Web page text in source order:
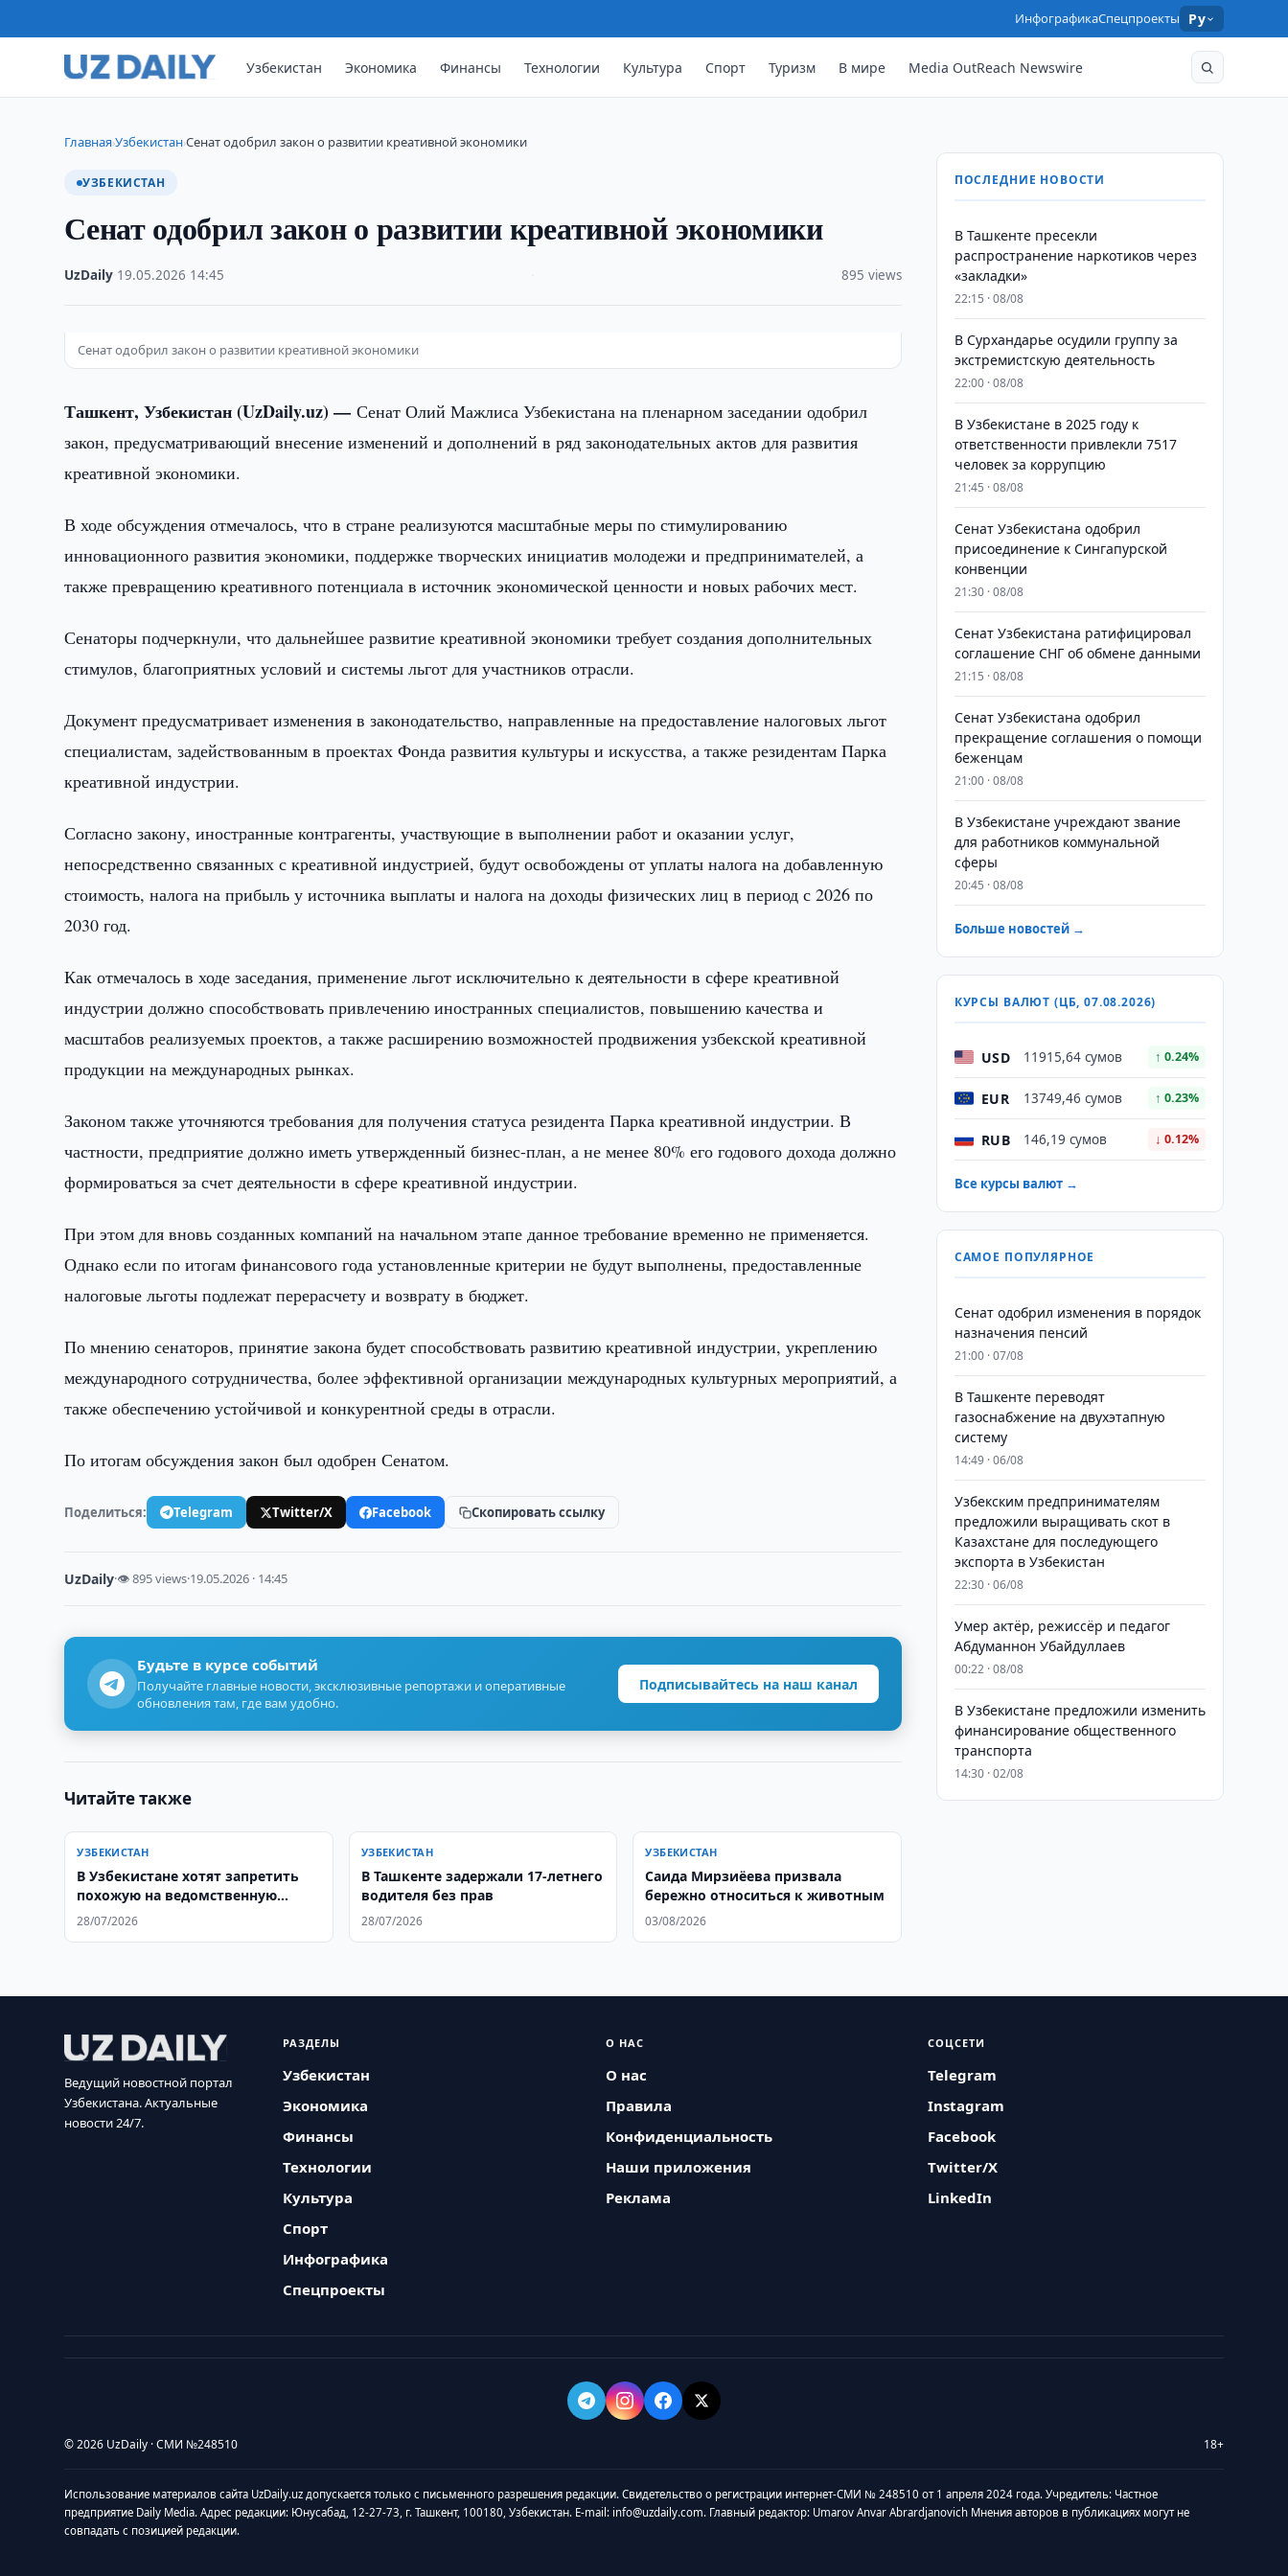
ИнфографикаСпецпроекты Ру
Узбекистан Экономика Финансы Технологии Культура Спорт Туризм В мире Media OutReach Newswire
Главная›Узбекистан›Сенат одобрил закон о развитии креативной экономики
УЗБЕКИСТАН
Сенат одобрил закон о развитии креативной экономики
UzDaily 19.05.2026 14:45 895 views
Сенат одобрил закон о развитии креативной экономики
Ташкент, Узбекистан (UzDaily.uz) —Сенат Олий Мажлиса Узбекистана на пленарном заседании одобрил
закон, предусматривающий внесение изменений и дополнений в ряд законодательных актов для развития
креативной экономики.
В ходе обсуждения отмечалось, что в стране реализуются масштабные меры по стимулированию
инновационного развития экономики, поддержке творческих инициатив молодежи и предпринимателей, а
также превращению креативного потенциала в источник экономической ценности и новых рабочих мест.
Сенаторы подчеркнули, что дальнейшее развитие креативной экономики требует создания дополнительных
стимулов, благоприятных условий и системы льгот для участников отрасли.
Документ предусматривает изменения в законодательство, направленные на предоставление налоговых льгот
специалистам, задействованным в проектах Фонда развития культуры и искусства, а также резидентам Парка
креативной индустрии.
Согласно закону, иностранные контрагенты, участвующие в выполнении работ и оказании услуг,
непосредственно связанных с креативной индустрией, будут освобождены от уплаты налога на добавленную
стоимость, налога на прибыль у источника выплаты и налога на доходы физических лиц в период с 2026 по
2030 год.
Как отмечалось в ходе заседания, применение льгот исключительно к деятельности в сфере креативной
индустрии должно способствовать привлечению иностранных специалистов, повышению качества и
масштабов реализуемых проектов, а также расширению возможностей продвижения узбекской креативной
продукции на международных рынках.
Законом также уточняются требования для получения статуса резидента Парка креативной индустрии. В
частности, предприятие должно иметь утвержденный бизнес-план, а не менее 80% его годового дохода должно
формироваться за счет деятельности в сфере креативной индустрии.
При этом для вновь созданных компаний на начальном этапе данное требование временно не применяется.
Однако если по итогам финансового года установленные критерии не будут выполнены, предоставленные
налоговые льготы подлежат перерасчету и возврату в бюджет.
По мнению сенаторов, принятие закона будет способствовать развитию креативной индустрии, укреплению
международного сотрудничества, более эффективной организации международных культурных мероприятий, а
также обеспечению устойчивой и конкурентной среды в отрасли.
По итогам обсуждения закон был одобрен Сенатом.
Поделиться: Telegram Twitter/X Facebook Скопировать ссылку
UzDaily·👁 895 views·19.05.2026 · 14:45
Будьте в курсе событий
Получайте главные новости, эксклюзивные репортажи и оперативные
обновления там, где вам удобно.
Подписывайтесь на наш канал
Читайте также
УЗБЕКИСТАН
В Узбекистане хотят запретить
похожую на ведомственную
форму одежду
28/07/2026
УЗБЕКИСТАН
В Ташкенте задержали 17-летнего
водителя без прав
28/07/2026
УЗБЕКИСТАН
Саида Мирзиёева призвала
бережно относиться к животным
03/08/2026
ПОСЛЕДНИЕ НОВОСТИ
В Ташкенте пресекли
распространение наркотиков через
«закладки»
22:15 · 08/08
В Сурхандарье осудили группу за
экстремистскую деятельность
22:00 · 08/08
В Узбекистане в 2025 году к
ответственности привлекли 7517
человек за коррупцию
21:45 · 08/08
Сенат Узбекистана одобрил
присоединение к Сингапурской
конвенции
21:30 · 08/08
Сенат Узбекистана ратифицировал
соглашение СНГ об обмене данными
21:15 · 08/08
Сенат Узбекистана одобрил
прекращение соглашения о помощи
беженцам
21:00 · 08/08
В Узбекистане учреждают звание
для работников коммунальной
сферы
20:45 · 08/08
Больше новостей →
КУРСЫ ВАЛЮТ (ЦБ, 07.08.2026)
USD 11915,64 сумов ↑ 0.24%
EUR 13749,46 сумов ↑ 0.23%
RUB 146,19 сумов ↓ 0.12%
Все курсы валют →
САМОЕ ПОПУЛЯРНОЕ
Сенат одобрил изменения в порядок
назначения пенсий
21:00 · 07/08
В Ташкенте переводят
газоснабжение на двухэтапную
систему
14:49 · 06/08
Узбекским предпринимателям
предложили выращивать скот в
Казахстане для последующего
экспорта в Узбекистан
22:30 · 06/08
Умер актёр, режиссёр и педагог
Абдуманнон Убайдуллаев
00:22 · 08/08
В Узбекистане предложили изменить
финансирование общественного
транспорта
14:30 · 02/08
Ведущий новостной портал
Узбекистана. Актуальные
новости 24/7.
РАЗДЕЛЫ
Узбекистан
Экономика
Финансы
Технологии
Культура
Спорт
Инфографика
Спецпроекты
О НАС
О нас
Правила
Конфиденциальность
Наши приложения
Реклама
СОЦСЕТИ
Telegram
Instagram
Facebook
Twitter/X
LinkedIn
© 2026 UzDaily · СМИ №248510 18+
Использование материалов сайта UzDaily.uz допускается только с письменного разрешения редакции. Свидетельство о регистрации интернет-СМИ № 248510 от 1 апреля 2024 года. Учредитель: Частное
предприятие Daily Media. Адрес редакции: Юнусабад, 12-27-73, г. Ташкент, 100180, Узбекистан. E-mail: info@uzdaily.com. Главный редактор: Umarov Anvar Abrardjanovich Мнения авторов в публикациях могут не
совпадать с позицией редакции.